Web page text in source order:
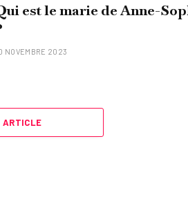
est le marie de Anne-
NOVEMBRE 2023
ARTICLE